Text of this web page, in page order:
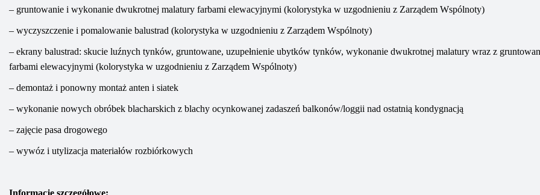
– gruntowanie i wykonanie dwukrotnej malatury farbami elewacyjnymi (kolorystyka w uzgodnieniu z Zarządem Wspólnoty)
– wyczyszczenie i pomalowanie balustrad (kolorystyka w uzgodnieniu z Zarządem Wspólnoty)
– ekrany balustrad: skucie luźnych tynków, gruntowane, uzupełnienie ubytków tynków, wykonanie dwukrotnej malatury wraz z
farbami elewacyjnymi (kolorystyka w uzgodnieniu z Zarządem Wspólnoty)
– demontaż i ponowny montaż anten i siatek
– wykonanie nowych obróbek blacharskich z blachy ocynkowanej zadaszeń balkonów/loggii nad ostatnią kondygnacją
– zajęcie pasa drogowego
– wywóz i utylizacja materiałów rozbiórkowych
Informacje szczegółowe: